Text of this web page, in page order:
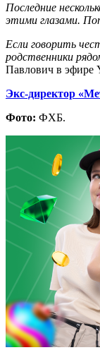
Последние
этими глазами.
Если говорить
родственники
Павлович в эфире
Экс-директор
Фото: ФХБ.